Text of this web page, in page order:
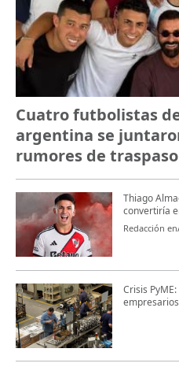
Cuatro futbolistas
argentina se
rumores de traspaso
Thiago
convertiría
Redacción
Crisis